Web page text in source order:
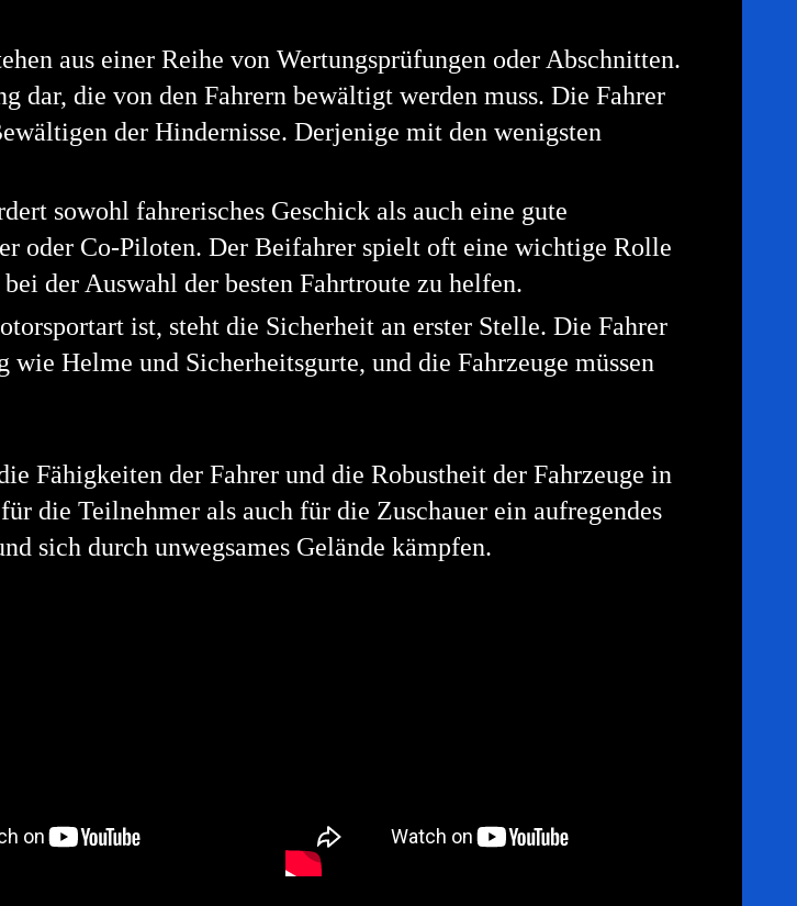
aus einer Reihe von Wertungsprüfungen oder Abschnitten.
dar, die von den Fahrern bewältigt werden muss. Die Fahrer
der Hindernisse. Derjenige mit den wenigsten
sowohl fahrerisches Geschick als auch eine gute
oder Co-Piloten. Der Beifahrer spielt oft eine wichtige Rolle
der Auswahl der besten Fahrtroute zu helfen.
ist, steht die Sicherheit an erster Stelle. Die Fahrer
Helme und Sicherheitsgurte, und die Fahrzeuge müssen
Fähigkeiten der Fahrer und die Robustheit der Fahrzeuge in
die Teilnehmer als auch für die Zuschauer ein aufregendes
sich durch unwegsames Gelände kämpfen.